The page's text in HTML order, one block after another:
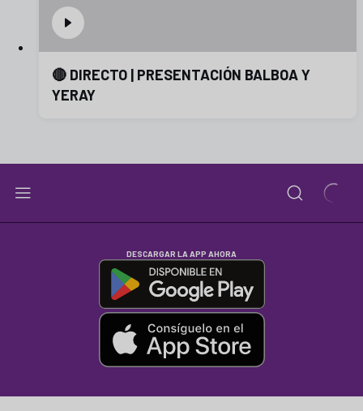
🔴 DIRECTO | PRESENTACIÓN BALBOA Y
YERAY
DESCARGAR LA APP AHORA